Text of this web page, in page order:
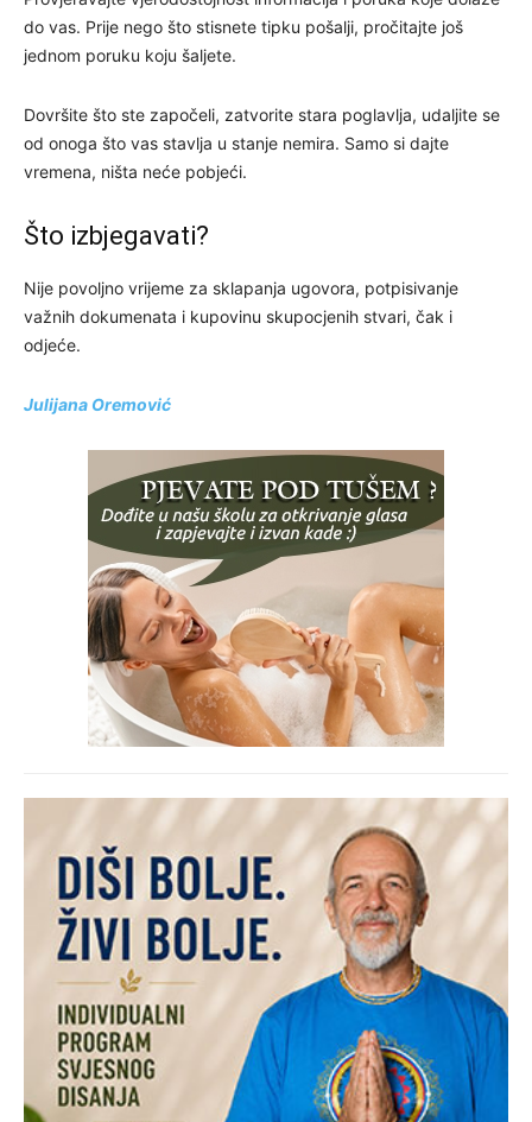
do vas. Prije nego što stisnete tipku pošalji, pročitajte još
jednom poruku koju šaljete.
Dovršite što ste započeli, zatvorite stara poglavlja, udaljite se
od onoga što vas stavlja u stanje nemira. Samo si dajte
vremena, ništa neće pobjeći.
Što izbjegavati?
Nije povoljno vrijeme za sklapanja ugovora, potpisivanje
važnih dokumenata i kupovinu skupocjenih stvari, čak i
odjeće.
Julijana Oremović